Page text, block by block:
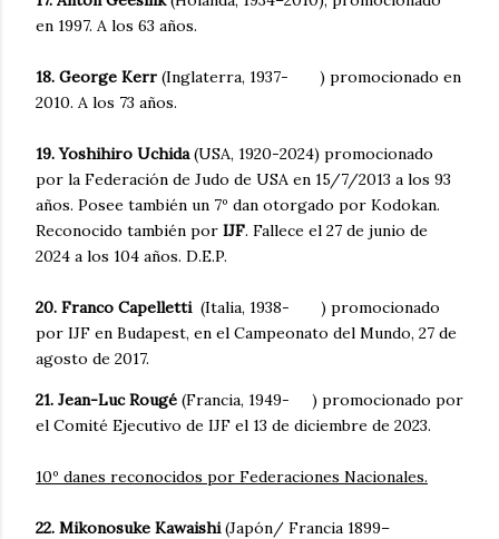
en 1997. A los 63 años.
18. George Kerr (Inglaterra, 1937- ) promocionado en
2010. A los 73 años.
19. Yoshihiro Uchida(USA, 1920-2024) promocionado
por la Federación de Judo de USA en 15/7/2013 a los 93
años. Posee también un 7º dan otorgado por Kodokan.
Reconocido también por IJF. Fallece el 27 de junio de
2024 a los 104 años. D.E.P.
20. Franco Capelletti (Italia, 1938- ) promocionado
por IJF en Budapest, en el Campeonato del Mundo, 27 de
agosto de 2017.
21. Jean-Luc Rougé (Francia, 1949- ) promocionado por
el Comité Ejecutivo de IJF el 13 de diciembre de 2023.
10º danes reconocidos por Federaciones Nacionales.
22. Mikonosuke Kawaishi(Japón/ Francia 1899–